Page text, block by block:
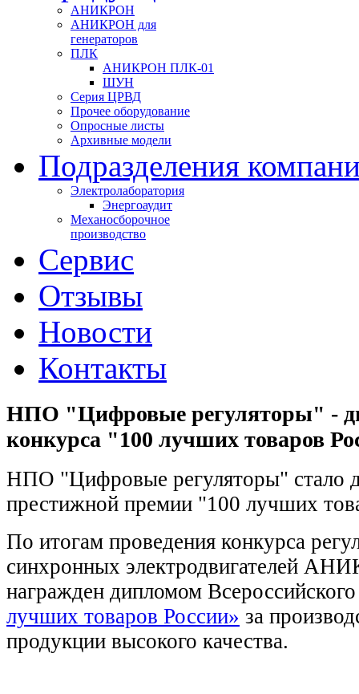
АНИКРОН
АНИКРОН для
генераторов
ПЛК
АНИКРОН ПЛК-01
ШУН
Серия ЦРВД
Прочее оборудование
Опросные листы
Архивные модели
Подразделения
Электролаборатория
Энергоаудит
Механосборочное
производство
Сервис
Отзывы
Новости
Контакты
НПО "Цифровые регуляторы" -
конкурса "100 лучших товаров
НПО "Цифровые регуляторы" стало
престижной премии "100 лучших
По итогам проведения конкурса
синхронных электродвигателей
награжден дипломом
лучших товаров России» за
продукции высокого качества.